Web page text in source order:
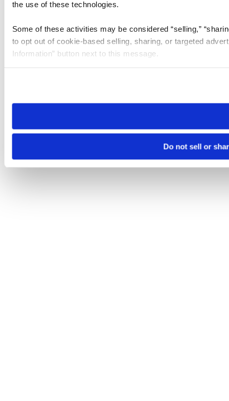
the use of these technologies.
Some of these activities may be considered “selling,”
to opt out of cookie-based selling, sharing, or targeted
Information” button next to this message.
need to be set again.
Do not sell or